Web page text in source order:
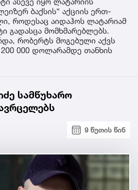
ბაქსის“ აქციის ერთ-
როდესაც აიდაჰოს ლატარიამ
გადასცა მომხმარებლებს.
რობერტს მოგებული აქვს
200 000 დოლარამდე თანხის
სამწუხარო
9 წუთის წინ